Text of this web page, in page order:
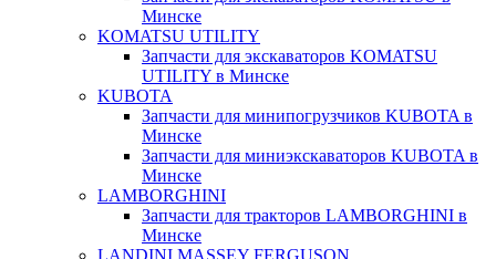
Минске
KOMATSU UTILITY
Запчасти для экскаваторов KOMATSU
UTILITY в Минске
KUBOTA
Запчасти для минипогрузчиков KUBOTA в
Минске
Запчасти для миниэкскаваторов KUBOTA в
Минске
LAMBORGHINI
Запчасти для тракторов LAMBORGHINI в
Минске
LANDINI MASSEY FERGUSON